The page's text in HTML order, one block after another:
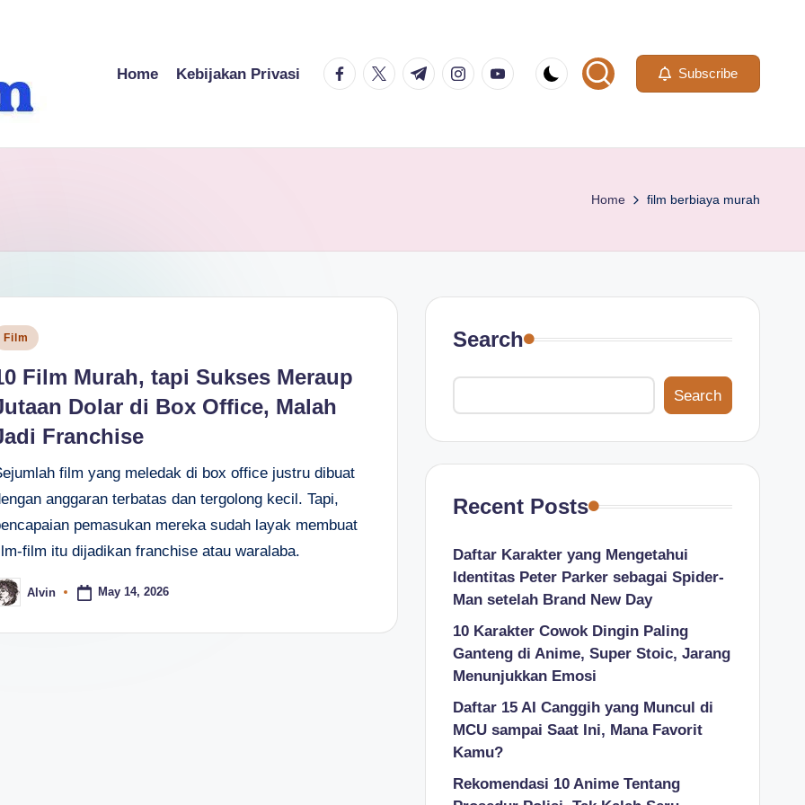
Home Kebijakan Privasi facebook.com
twitter.com
t.me instagram.com
youtube.com Subscribe
Home film berbiaya murah
Film
Film Murah, tapi Sukses Meraup
Dolar di Box Office, Malah
Franchise
film yang meledak di box office justru dibuat
anggaran terbatas dan tergolong kecil. Tapi,
pemasukan mereka sudah layak membuat
film itu dijadikan franchise atau waralaba.
Alvin May 14, 2026
Search
Search
Recent Posts
Daftar Karakter yang Mengetahui
Identitas Peter Parker sebagai Spider-
Man setelah Brand New Day
10 Karakter Cowok Dingin Paling
Ganteng di Anime, Super Stoic, Jarang
Menunjukkan Emosi
Daftar 15 AI Canggih yang Muncul di
MCU sampai Saat Ini, Mana Favorit
Kamu?
Rekomendasi 10 Anime Tentang